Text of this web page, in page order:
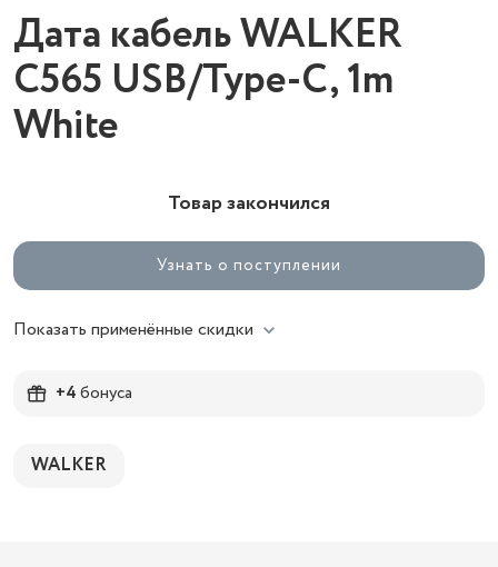
Дата кабель WALKER
C565 USB/Type-C, 1m
White
Товар закончился
Узнать о поступлении
Показать применённые скидки
+4бонуса
WALKER